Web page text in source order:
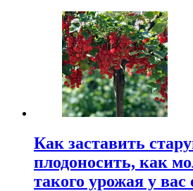
Как заставить
плодоносить, как
такого урожая у